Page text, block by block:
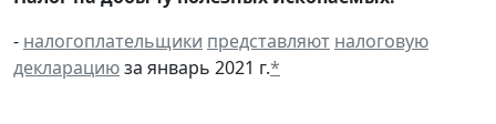
- налогоплательщики представляют налоговую
декларациюза январь 2021 г.*